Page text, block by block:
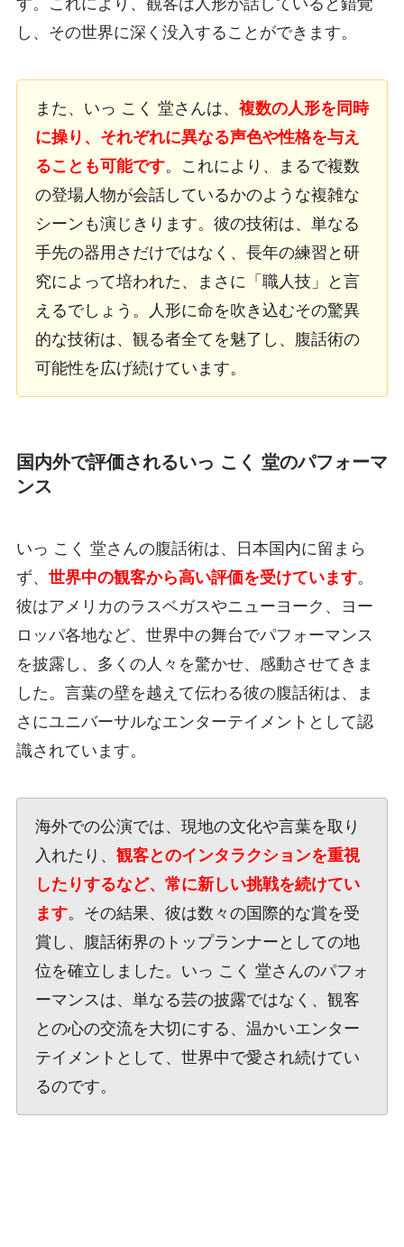
し、その世界に深く没入することができます。
また、いっ こく 堂さんは、 複数の人形を同時
に操り、それぞれに異なる声色や性格を与え
ることも可能です。これにより、まるで複数
の登場人物が会話しているかのような複雑な
シーンも演じきります。彼の技術は、単なる
手先の器用さだけではなく、長年の練習と研
究によって培われた、まさに「職人技」と言
えるでしょう。人形に命を吹き込むその驚異
的な技術は、観る者全てを魅了し、腹話術の
可能性を広げ続けています。
国内外で評価されるいっ こく 堂のパフォーマ
ンス
いっ こく 堂さんの腹話術は、日本国内に留まら
ず、 世界中の観客から高い評価を受けています。
彼はアメリカのラスベガスやニューヨーク、ヨー
ロッパ各地など、世界中の舞台でパフォーマンス
を披露し、多くの人々を驚かせ、感動させてきま
した。言葉の壁を越えて伝わる彼の腹話術は、ま
さにユニバーサルなエンターテイメントとして認
識されています。
海外での公演では、現地の文化や言葉を取り
入れたり、 観客とのインタラクションを重視
したりするなど、常に新しい挑戦を続けてい
ます。その結果、彼は数々の国際的な賞を受
賞し、腹話術界のトップランナーとしての地
位を確立しました。いっ こく 堂さんのパフォ
ーマンスは、単なる芸の披露ではなく、観客
との心の交流を大切にする、温かいエンター
テイメントとして、世界中で愛され続けてい
るのです。